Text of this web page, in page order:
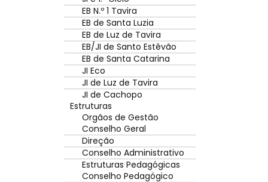
EB N.º 1 Tavira
EB de Santa Luzia
EB de Luz de Tavira
EB/JI de Santo Estêvão
EB de Santa Catarina
JI Eco
JI de Luz de Tavira
JI de Cachopo
Estruturas
Orgãos de Gestão
Conselho Geral
Direção
Conselho Administrativo
Estruturas Pedagógicas
Conselho Pedagógico